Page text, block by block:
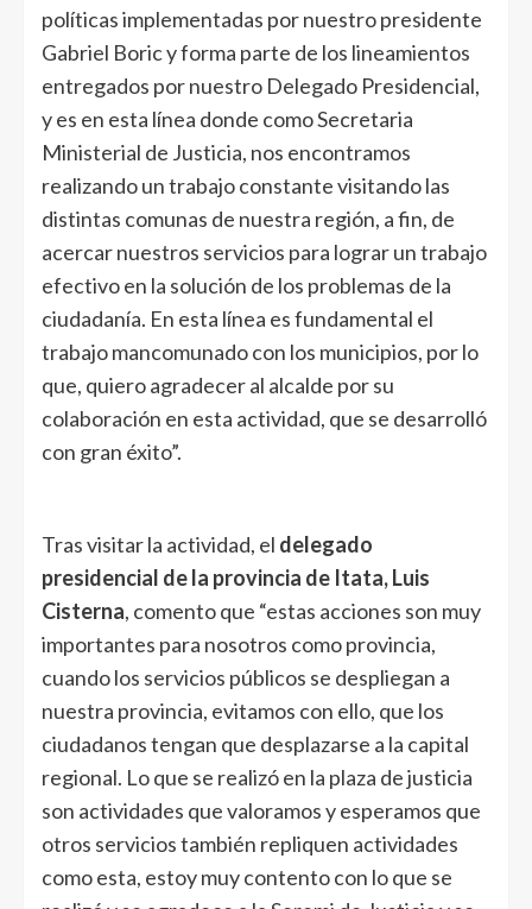
políticas implementadas por nuestro presidente
Gabriel Boric y forma parte de los lineamientos
entregados por nuestro Delegado Presidencial,
y es en esta línea donde como Secretaria
Ministerial de Justicia, nos encontramos
realizando un trabajo constante visitando las
distintas comunas de nuestra región, a fin, de
acercar nuestros servicios para lograr un trabajo
efectivo en la solución de los problemas de la
ciudadanía. En esta línea es fundamental el
trabajo mancomunado con los municipios, por lo
que, quiero agradecer al alcalde por su
colaboración en esta actividad, que se desarrolló
con gran éxito”.
Tras visitar la actividad, el delegado
presidencial de la provincia de Itata, Luis
Cisterna, comento que “estas acciones son muy
importantes para nosotros como provincia,
cuando los servicios públicos se despliegan a
nuestra provincia, evitamos con ello, que los
ciudadanos tengan que desplazarse a la capital
regional. Lo que se realizó en la plaza de justicia
son actividades que valoramos y esperamos que
otros servicios también repliquen actividades
como esta, estoy muy contento con lo que se